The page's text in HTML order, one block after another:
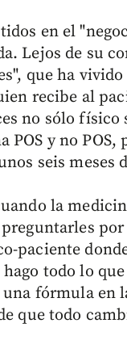
en el
Lejos de su
que ha
recibe al
no sólo
POS y no
seis
la
paciente
todo lo
fórmula en
que todo